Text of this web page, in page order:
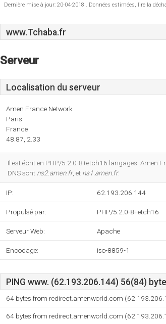
Dernière mise à jour: 20-04-2018 . Données estimées, lire la
www.Tchaba.fr
Serveur
Localisation du serveur
Amen France Network
Paris
France
48.87, 2.33
Il est écrit en PHP/5.2.0-8+etch16 langages. Amen
DNS sont ns2.amen.fr, et ns1.amen.fr.
IP: 62.193.206.144
Propulsé par: PHP/5.2.0-8+etch16
Serveur Web: Apache
Encodage: iso-8859-1
PING www. (62.193.206.144) 56(84)
64 bytes from redirect.amenworld.com
64 bytes from redirect.amenworld.com